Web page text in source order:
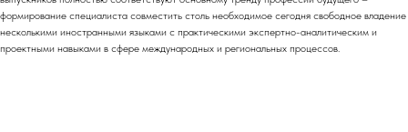
формирование специалиста совместить столь необходимое сегодня свободное владение
несколькими иностранными языками с практическими экспертно-аналитическим и
проектными навыками в сфере международных и региональных процессов.